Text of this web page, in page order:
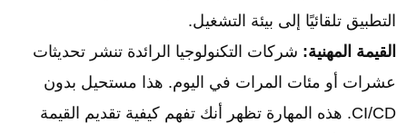
التطبيق تلقائيًا إلى بيئة التشغيل.
القيمة المهنية: شركات التكنولوجيا الرائدة تنشر تحديثات
عشرات أو مئات المرات في اليوم. هذا مستحيل بدون
CI/CD. هذه المهارة تظهر أنك تفهم كيفية تقديم القيمة